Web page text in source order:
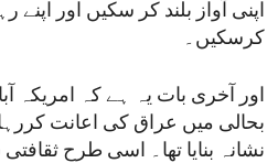
اپنی آواز بلند کر سکیں اور اپنے
کرسکیں۔
اور آخری بات یہ ہے کہ
بحالی میں عراق کی اعانت
نشانہ بنایا تھا۔ اسی طرح